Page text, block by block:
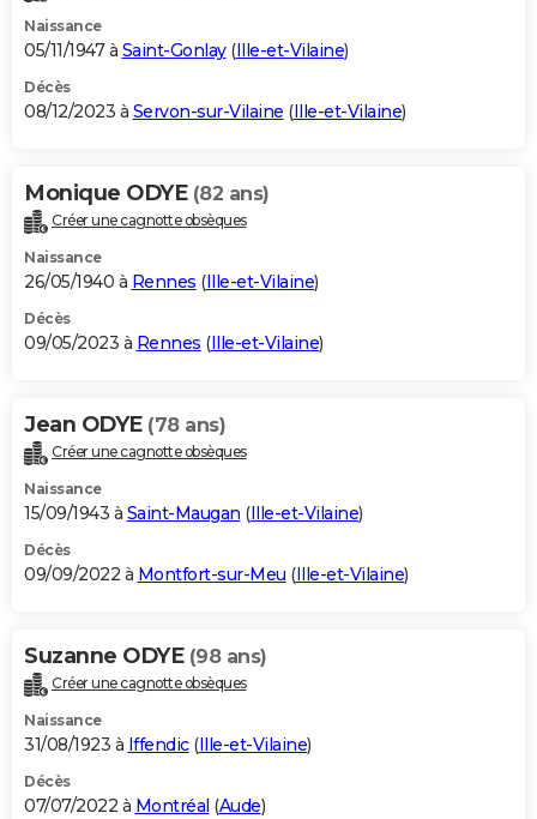
Naissance
05/11/1947 à Saint-Gonlay(Ille-et-Vilaine)
Décès
08/12/2023 à Servon-sur-Vilaine (Ille-et-Vilaine)
Monique ODYE (82 ans)
Créer une cagnotte obsèques
Naissance
26/05/1940 à Rennes (Ille-et-Vilaine)
Décès
09/05/2023 à Rennes (Ille-et-Vilaine)
Jean ODYE (78 ans)
Créer une cagnotte obsèques
Naissance
15/09/1943 à Saint-Maugan (Ille-et-Vilaine)
Décès
09/09/2022 à Montfort-sur-Meu (Ille-et-Vilaine)
Suzanne ODYE (98 ans)
Créer une cagnotte obsèques
Naissance
31/08/1923 à Iffendic(Ille-et-Vilaine)
Décès
07/07/2022 à Montréal (Aude)